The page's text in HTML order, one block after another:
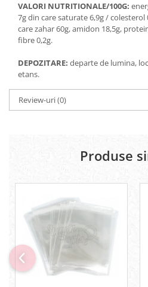
VALORI NUTRITIONALE/100G:
7g din care saturate 6,9g /
care zahar 60g, amidon 18,5g,
fibre 0,2g.
DEPOZITARE: departe de lumina,
etans.
Review-uri(0)
Produse